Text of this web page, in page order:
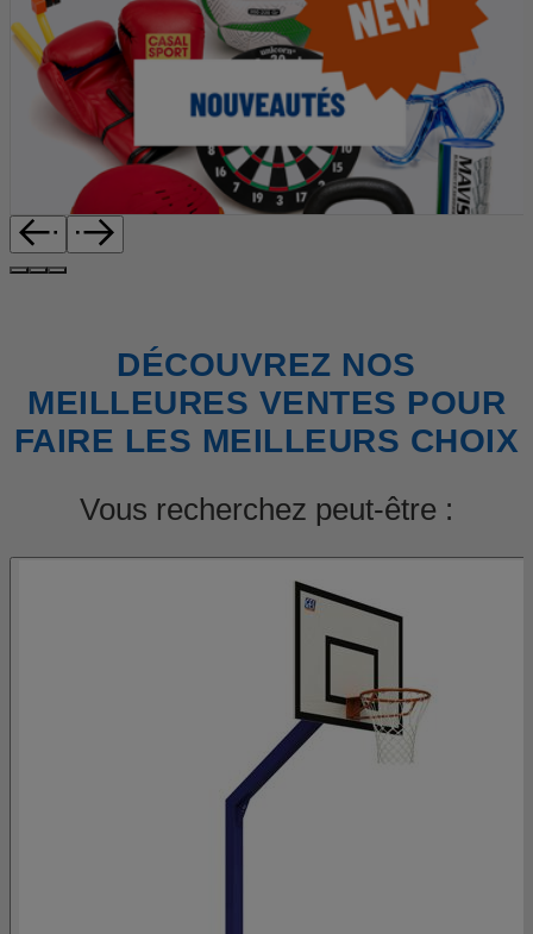
DÉCOUVREZ NOS
MEILLEURES VENTES POUR
FAIRE LES MEILLEURS CHOIX
Vous recherchez peut-être :